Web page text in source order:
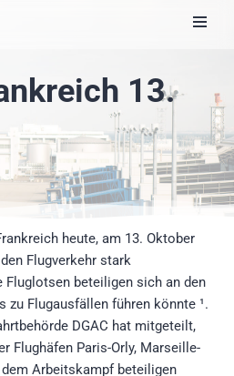
13.
heute, am 13. Oktober
Flugverkehr stark
Fluglotsen beteiligen sich an den
zu Flugausfällen führen könnte ¹.
DGAC hat mitgeteilt,
Flughäfen Paris-Orly, Marseille-
Arbeitskampf beteiligen